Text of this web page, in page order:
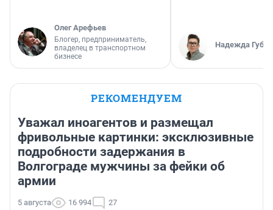
Олег Арефьев
Блогер, предприниматель,
владелец в транспортном
бизнесе
Надежда
РЕКОМЕНДУЕМ
Уважал иноагентов и размещал
фривольные картинки: эксклюзивные
подробности задержания в
Волгограде мужчины за фейки об
армии
5 августа 16 994 27